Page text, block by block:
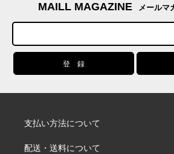
MAILL MAGAZINE メールマ
支払い方法について
配送・送料について